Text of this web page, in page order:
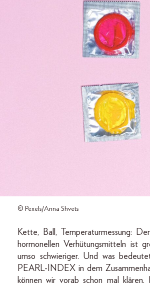
© Pexels/Anna Shvets
Kette, Ball, Temperaturmessung:
hormonellen Verhütungsmitteln ist
umso schwieriger. Und was
PEARL-INDEX in dem
können wir vorab schon mal klären.